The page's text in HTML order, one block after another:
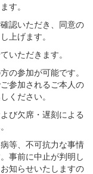
す。
認いただき、同意の
上げます。
いただきます。
の参加が可能です。
参加されるご本人の
ください。
び欠席・遅刻による
等、不可抗力な事情
事前に中止が判明し
知らせいたしますの